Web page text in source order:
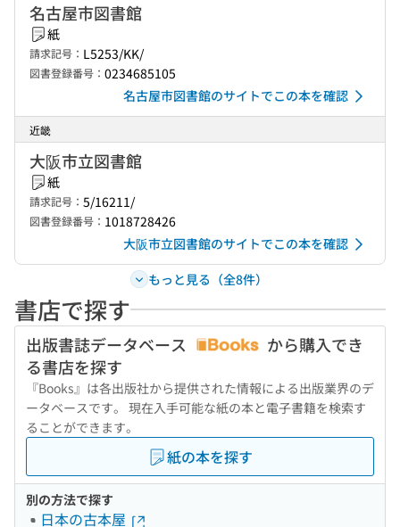
名古屋市図書館
紙
請求記号： L5253/KK/
図書登録番号： 0234685105
名古屋市図書館のサイトでこの本を確認
近畿
大阪市立図書館
紙
請求記号： 5/16211/
図書登録番号： 1018728426
大阪市立図書館のサイトでこの本を確認
もっと見る（全8件）
書店で探す
出版書誌データベース
から購入でき
る書店を探す
『Books』は各出版社から提供された情報による出版業界のデ
ータベースです。 現在入手可能な紙の本と電子書籍を検索す
ることができます。
紙の本を探す
別の方法で探す
日本の古本屋